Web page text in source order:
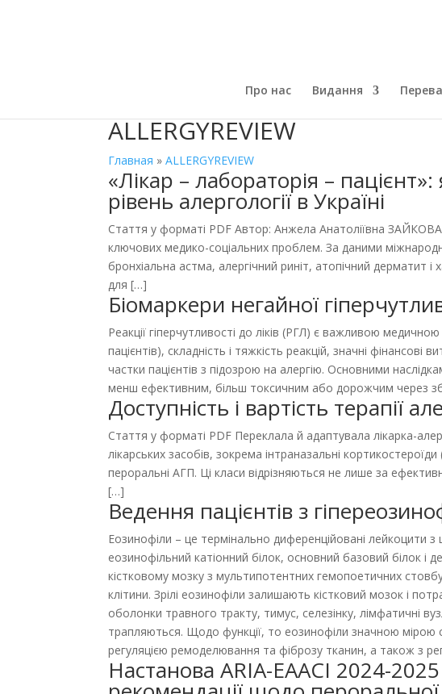
Про нас Видання
ALLERGYREVIEW
Главная »ALLERGYREVIEW
«Лікар – лабораторія –
рівень алергології в Україні
Стаття у форматі PDF Автор: Анжела Анатоліївна
ключових медико-соціальних проблем. За даними
бронхіальна астма, алергічний риніт, атопічний дерматит
для […]
Біомаркери негайної
Реакції гіперчутливості до ліків (РГЛ) є важливою
пацієнтів), складність і тяжкість реакцій, значні
частки пацієнтів з підозрою на алергію. Основними
менш ефективним, більш токсичним або дорожчим через
Доступність і вартість терапії
Стаття у форматі PDF Переклала й адаптувала лікарка-
лікарських засобів, зокрема інтраназальні
пероральні АГП. Ці класи відрізняються не лише за
[…]
Ведення пацієнтів з
Еозинофіли – це термінально диференційовані лейкоцити
еозинофільний катіонний білок, основний базовий білок
кістковому мозку з мультипотентних гемопоетичних
клітини. Зрілі еозинофіли залишають кістковий мозок і
оболонки травного тракту, тимус, селезінку, лімфатичні
трапляються. Щодо функції, то еозинофіли значною мірою
регуляцією ремоделювання та фіброзу тканин, а також з
Настанова ARIA-EAACI 2024-